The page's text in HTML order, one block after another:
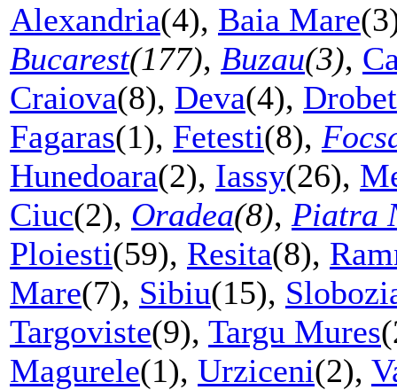
Alexandria(4), Baia Mare
Bucarest(177), Buzau(3),
Craiova(8), Deva(4),
Fagaras(1), Fetesti(8),
Hunedoara(2), Iassy(26),
Ciuc(2), Oradea(8), Piatra
Ploiesti(59), Resita(8),
Mare(7), Sibiu(15),
Targoviste(9), Targu Mures
Magurele(1), Urziceni(2),